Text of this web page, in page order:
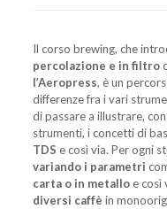
Il corso brewing, che
percolazione e in filtro
l’Aeropress, è un
differenze fra i vari
di passare a illustrare, con
strumenti, i concetti di
TDS e così via. Per ogni
variando i parametri
carta o in metalloe così
diversi caffè in